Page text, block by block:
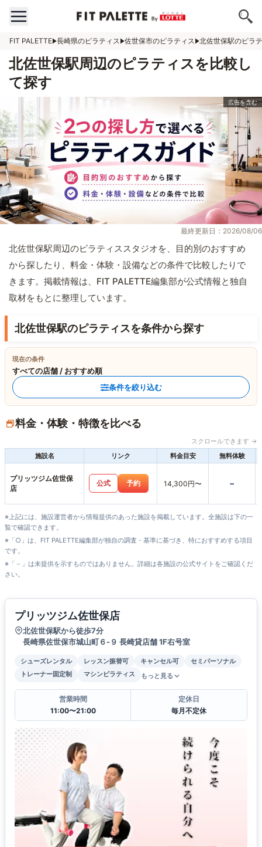
FIT PALETTE 長崎県のピラティス 佐世保市のピラティス 北佐世保駅のピラ
北佐世保駅周辺のピラティスを比較し
て探す
最終更新日：2026/08/06
北佐世保駅周辺のピラティススタジオを、目的別のおすすめ
から探したり、料金・体験・設備などの条件で比較したりで
きます。掲載情報は、FIT PALETTE編集部が公式情報と独自
取材をもとに整理しています。
北佐世保駅のピラティスを条件から探す
現在の条件
すべての店舗 / おすすめ順
条件を絞り込む
料金・体験・特徴を比べる
スクロールできます →
施設名
リンク 料金目安 無料体験
プリッツジム佐世保
店
公式 予約 14,300円〜 -
※上記には、施設運営者から情報提供のあった施設を掲載しています。全施設は下の一
覧で確認できます。
※「○」は、FIT PALETTE編集部が独自の調査・基準に基づき、特におすすめする項目
です。
※「－」は未提供を示すものではありません。詳細は各施設の公式サイトをご確認くだ
さい。
プリッツジム佐世保店
北佐世保駅から徒歩7分
長崎県佐世保市城山町６-９ 長崎貸店舗 1F右号室
シューズレンタル レッスン振替可 キャンセル可
セミパーソナル
トレーナー固定制
マシンピラティス もっと見る
営業時間
11:00〜21:00
定休日
毎月不定休